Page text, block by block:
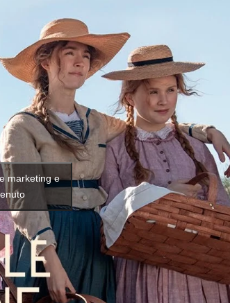
marketing e